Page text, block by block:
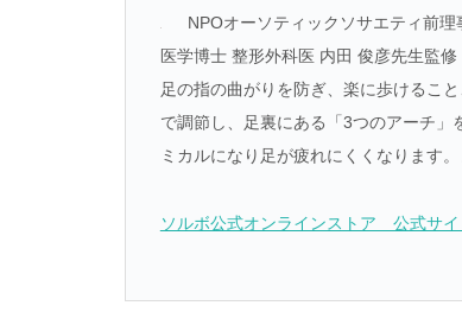
NPOオーソティックソサエティ前理
医学博士 整形外科医 内田 俊彦先生監修
足の指の曲がりを防ぎ、楽に歩けるこ
で調節し、足裏にある「3つのアーチ
ミカルになり足が疲れにくくなります
ソルボ公式オンラインストア 公式サイ